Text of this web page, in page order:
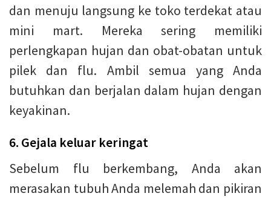
dan menuju langsung ke toko terdekat atau
mini mart. Mereka sering memiliki
perlengkapan hujan dan obat-obatan untuk
pilek dan flu. Ambil semua yang Anda
butuhkan dan berjalan dalam hujan dengan
keyakinan.
6. Gejala keluar keringat
Sebelum flu berkembang, Anda akan
merasakan tubuh Anda melemah dan pikiran